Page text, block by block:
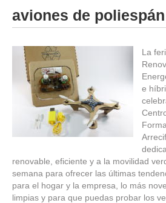
aviones de poliespán
La
e
renovable, eficiente y a la movilidad
semana para ofrecer las últimas
para el hogar y la empresa, lo más
limpias y para que puedas probar los